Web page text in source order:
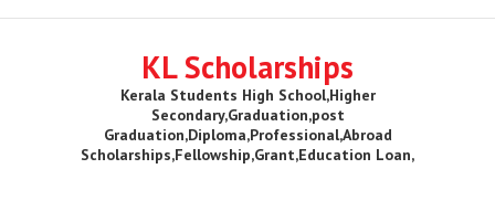
KL Scholarships
Kerala Students High School,Higher
Secondary,Graduation,post
Graduation,Diploma,Professional,Abroad
Scholarships,Fellowship,Grant,Education Loan,